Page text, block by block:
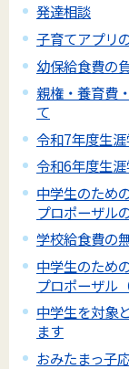
発達相談
子育てアプリ
幼保給食費の
親権・養育費
て
令和7年度生
令和6年度生
中学生のため
プロポーザル
学校給食費の
中学生のため
プロポーザル
中学生を対象
ます
おみたまっ子